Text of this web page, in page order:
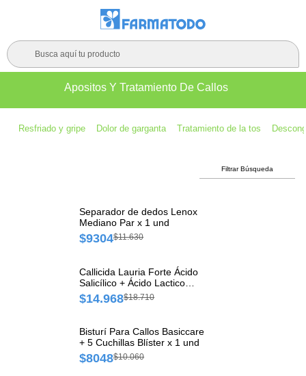
Busca aquí tu producto
Apositos Y Tratamiento De Callos
Resfriado y gripe Dolor de garganta Tratamiento de la tos
Filtrar Búsqueda
Separador de dedos Lenox
Mediano Par x 1 und
$9304$11.630
Callicida Lauria Forte Ácido
Salicílico + Ácido Lactico
16,7%/16,7% Merlino Gotas
Frasco x 7 ml
$14.968$18.710
Bisturí Para Callos Basiccare
+ 5 Cuchillas Blíster x 1 und
$8048$10.060